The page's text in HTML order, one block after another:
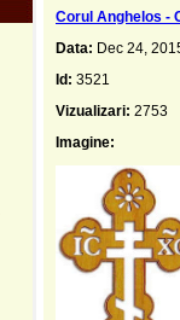
Corul Anghelos -
Data: Dec 24,
Id: 3521
Vizualizari: 2753
Imagine: